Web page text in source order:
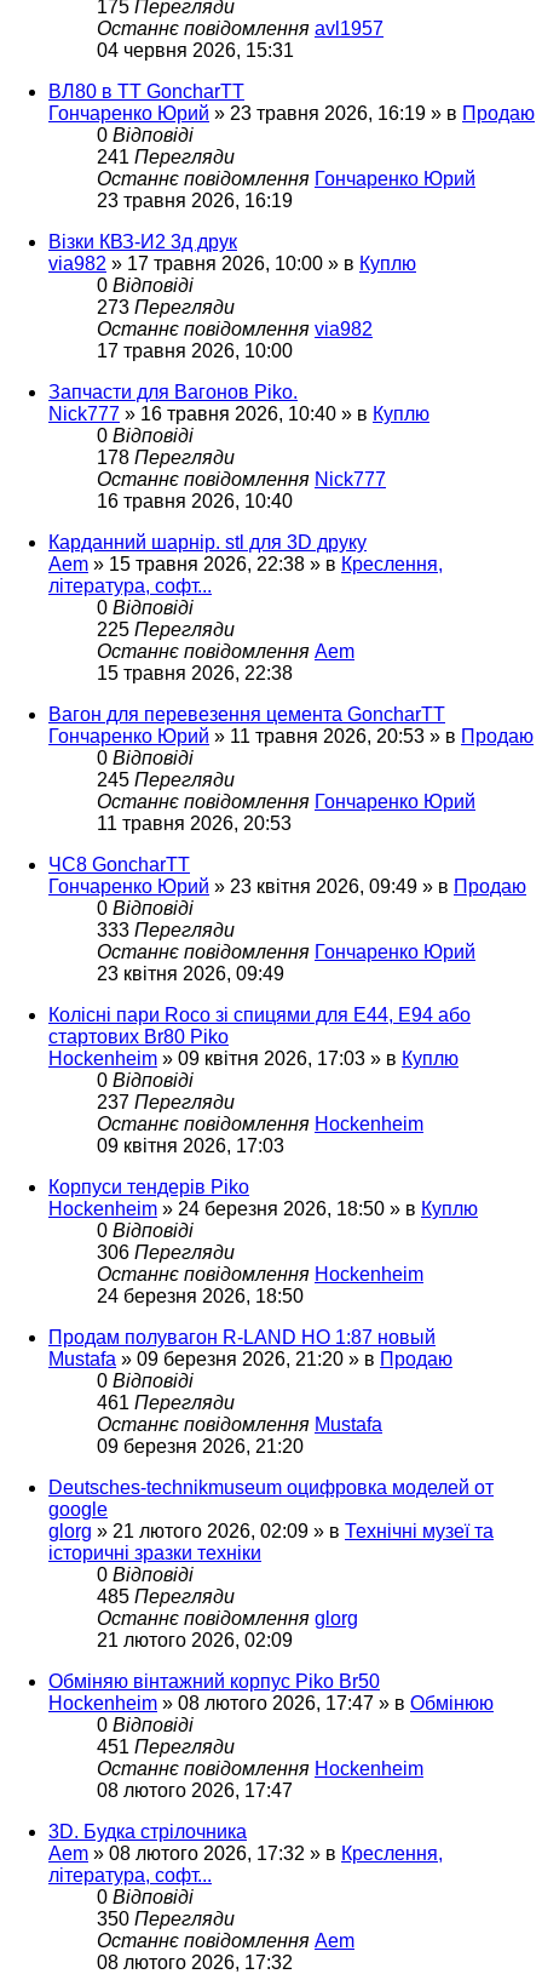
175 Перегляди
Останнє повідомлення avl1957
04 червня 2026, 15:31
ВЛ80 в ТТ GoncharTT
Гончаренко Юрий » 23 травня 2026, 16:19 » в Продаю
0 Відповіді
241 Перегляди
Останнє повідомлення Гончаренко Юрий
23 травня 2026, 16:19
Візки КВЗ-И2 3д друк
via982 » 17 травня 2026, 10:00 » в Куплю
0 Відповіді
273 Перегляди
Останнє повідомлення via982
17 травня 2026, 10:00
Запчасти для Вагонов Piko.
Nick777 » 16 травня 2026, 10:40 » в Куплю
0 Відповіді
178 Перегляди
Останнє повідомлення Nick777
16 травня 2026, 10:40
Карданний шарнір. stl для 3D друку
Aem » 15 травня 2026, 22:38 » в Креслення,
література, софт...
0 Відповіді
225 Перегляди
Останнє повідомлення Aem
15 травня 2026, 22:38
Вагон для перевезення цемента GoncharTT
Гончаренко Юрий » 11 травня 2026, 20:53 » в Продаю
0 Відповіді
245 Перегляди
Останнє повідомлення Гончаренко Юрий
11 травня 2026, 20:53
ЧС8 GoncharTT
Гончаренко Юрий » 23 квітня 2026, 09:49 » в Продаю
0 Відповіді
333 Перегляди
Останнє повідомлення Гончаренко Юрий
23 квітня 2026, 09:49
Колісні пари Roco зі спицями для E44, E94 або
стартових Br80 Piko
Hockenheim » 09 квітня 2026, 17:03 » в Куплю
0 Відповіді
237 Перегляди
Останнє повідомлення Hockenheim
09 квітня 2026, 17:03
Корпуси тендерів Piko
Hockenheim » 24 березня 2026, 18:50 » в Куплю
0 Відповіді
306 Перегляди
Останнє повідомлення Hockenheim
24 березня 2026, 18:50
Продам полувагон R-LAND HO 1:87 новый
Mustafa » 09 березня 2026, 21:20 » в Продаю
0 Відповіді
461 Перегляди
Останнє повідомлення Mustafa
09 березня 2026, 21:20
Deutsches-technikmuseum оцифровка моделей от
google
glorg » 21 лютого 2026, 02:09 » в Технічні музеї та
історичні зразки техніки
0 Відповіді
485 Перегляди
Останнє повідомлення glorg
21 лютого 2026, 02:09
Обміняю вінтажний корпус Piko Br50
Hockenheim » 08 лютого 2026, 17:47 » в Обмінюю
0 Відповіді
451 Перегляди
Останнє повідомлення Hockenheim
08 лютого 2026, 17:47
3D. Будка стрілочника
Aem » 08 лютого 2026, 17:32 » в Креслення,
література, софт...
0 Відповіді
350 Перегляди
Останнє повідомлення Aem
08 лютого 2026, 17:32